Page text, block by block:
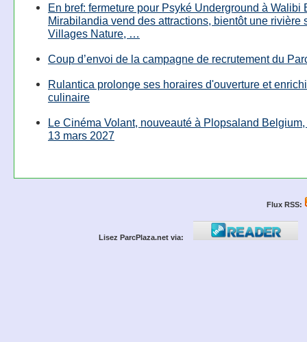
En bref: fermeture pour Psyké Underground à Walibi
Mirabilandia vend des attractions, bientôt une rivière
Villages Nature, …
Coup d’envoi de la campagne de recrutement du
Rulantica prolonge ses horaires d'ouverture et
culinaire
Le Cinéma Volant, nouveauté à Plopsaland
13 mars 2027
Flux RSS:
Lisez ParcPlaza.net via: